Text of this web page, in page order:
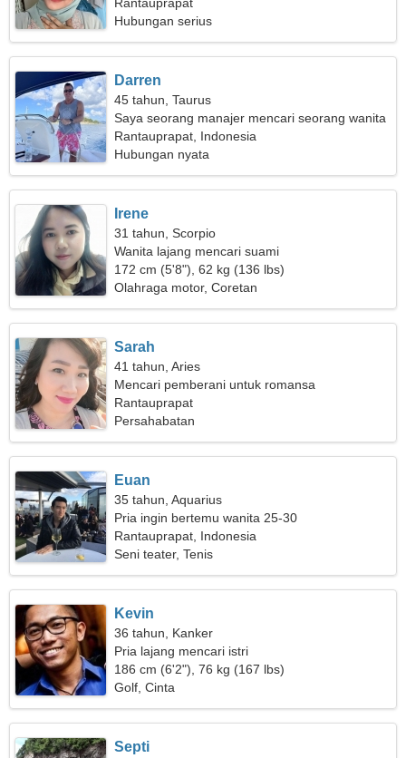
Hubungan serius
Darren
45 tahun, Taurus
Saya seorang manajer mencari seorang wanita
lucu
Rantauprapat, Indonesia
Hubungan nyata
Irene
31 tahun, Scorpio
Wanita lajang mencari suami
172 cm (5'8"), 62 kg (136 lbs)
Olahraga motor, Coretan
Sarah
41 tahun, Aries
Mencari pemberani untuk romansa
Rantauprapat
Persahabatan
Euan
35 tahun, Aquarius
Pria ingin bertemu wanita 25-30
Rantauprapat, Indonesia
Seni teater, Tenis
Kevin
36 tahun, Kanker
Pria lajang mencari istri
186 cm (6'2"), 76 kg (167 lbs)
Golf, Cinta
Septi